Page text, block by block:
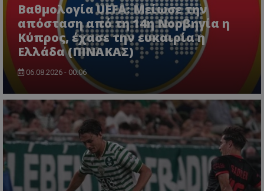
Βαθμολογία UEFA: Μείωσε την
απόσταση από τη 14η Νορβηγία η
Κύπρος, έχασε την ευκαιρία η
Ελλάδα (ΠΙΝΑΚΑΣ)
06.08.2026 - 00:06